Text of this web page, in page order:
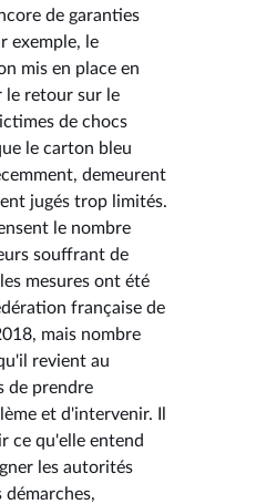
de garanties
exemple, le
mis en place en
le retour sur le
de chocs
le carton bleu
demeurent
jugés trop limités.
le nombre
souffrant de
mesures ont été
française de
mais nombre
revient au
de prendre
et d'intervenir. Il
ce qu'elle entend
les autorités
démarches,